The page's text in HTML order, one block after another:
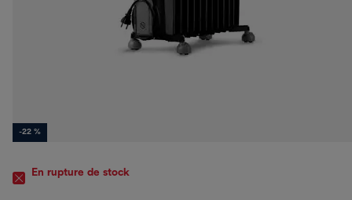
-22 %
En rupture de stock